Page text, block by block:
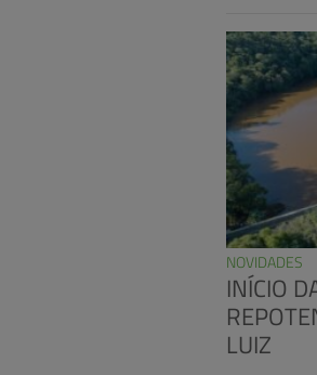
NOVIDADES
INÍCIO
LUIZ